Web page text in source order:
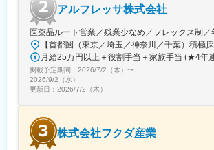
アルフレッサ株式会社
医薬品ルート営業／残業少なめ／フレックス制／
掲載予定期間： 2026/7/2（木） 〜
2026/9/2（水）
更新日： 2026/7/2（木）
株式会社フクダ産業